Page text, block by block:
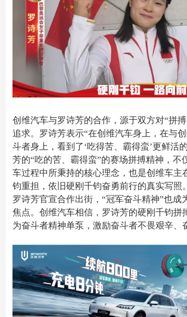
创维汽车与罗诗芳的合作，源于双方对“拼
追求。罗诗芳表示“在创维汽车身上，在与
斗者身上，看到了‘吃得苦、霸得蛮’更鲜活
芳的“吃的苦、霸得蛮”的赛场拼搏精神，不
车过程中所秉持的核心理念，也是创维车主
钧重担，依旧硬刚千钧奋勇前行的真实写
罗诗芳官宣合作出街，“冠军奋斗精神”也成
焦点。创维汽车相信，罗诗芳的硬刚千钧拼
为奋斗者精神单泵，激励奋斗者不畏艰辛、